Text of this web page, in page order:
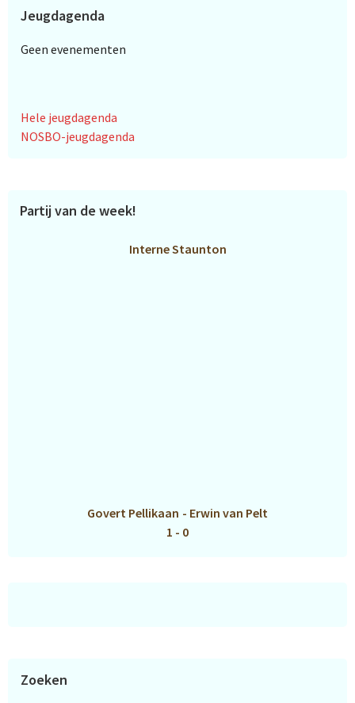
Jeugdagenda
Geen evenementen
Hele jeugdagenda
NOSBO-jeugdagenda
Partij van de week!
Interne Staunton
Govert Pellikaan - Erwin van Pelt
1 - 0
Zoeken